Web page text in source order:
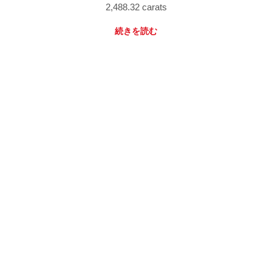
2,488.32 carats
続きを読む